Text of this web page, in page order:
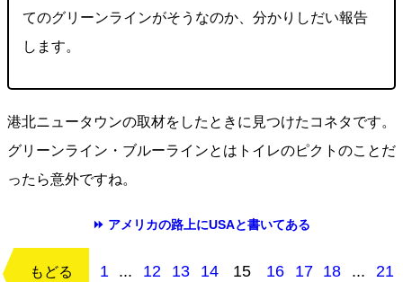
てのグリーンラインがそうなのか、分かりしだい報告
します。
港北ニュータウンの取材をしたときに見つけたコネタです。
グリーンライン・ブルーラインとはトイレのピクトのことだ
ったら意外ですね。
⏩ アメリカの路上にUSAと書いてある
もどる 1 ... 12 13 14 15 16 17 18 ... 21